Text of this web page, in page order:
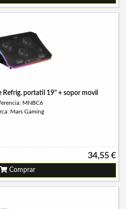
Refrig. portatil 19" + sopor movil
MNBC6
Mars Gaming
34,55 €
Comprar